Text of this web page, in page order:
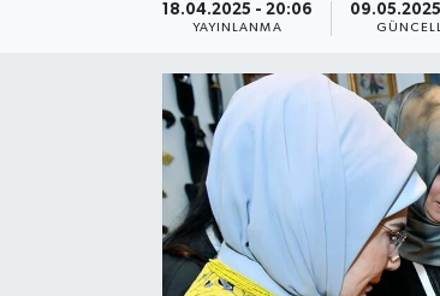
18.04.2025 - 20:06
YAYINLANMA